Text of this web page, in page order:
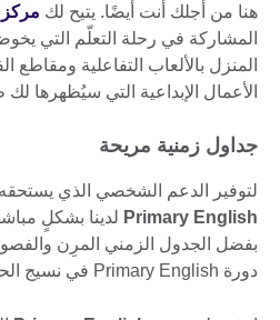
هنا من أجلك أنت أيضًا. يتيح لك مركز
المشاركة في رحلة التعلّم التي
المنزل بالألعاب التفاعلية ومقاطع
الأعمال الإبداعية التي سيُظهرها
جداول زمنية مريحة
لتوفير الدعم الشخصي الذي
Primary English لدينا بشكلٍ
بفضل الجدول الزمني المرِن
دورة Primary English في نسيج الحياة الأسرية المزدحمة.